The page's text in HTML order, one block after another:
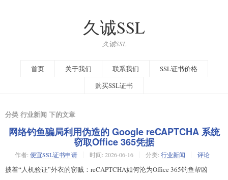
久诚SSL
久诚SSL
首页 关于我们 联系我们
SSL证书价格
购买SSL证书
分类 行业新闻 下的文章
网络钓鱼骗局利用伪造的 Google reCAPTCHA 系统
窃取Office 365凭据
作者: 便宜SSL证书申请 时间: 2026-06-16 分类: 行业新闻 评论
披着“人机验证”外衣的窃贼：reCAPTCHA如何沦为Office 365钓鱼帮凶